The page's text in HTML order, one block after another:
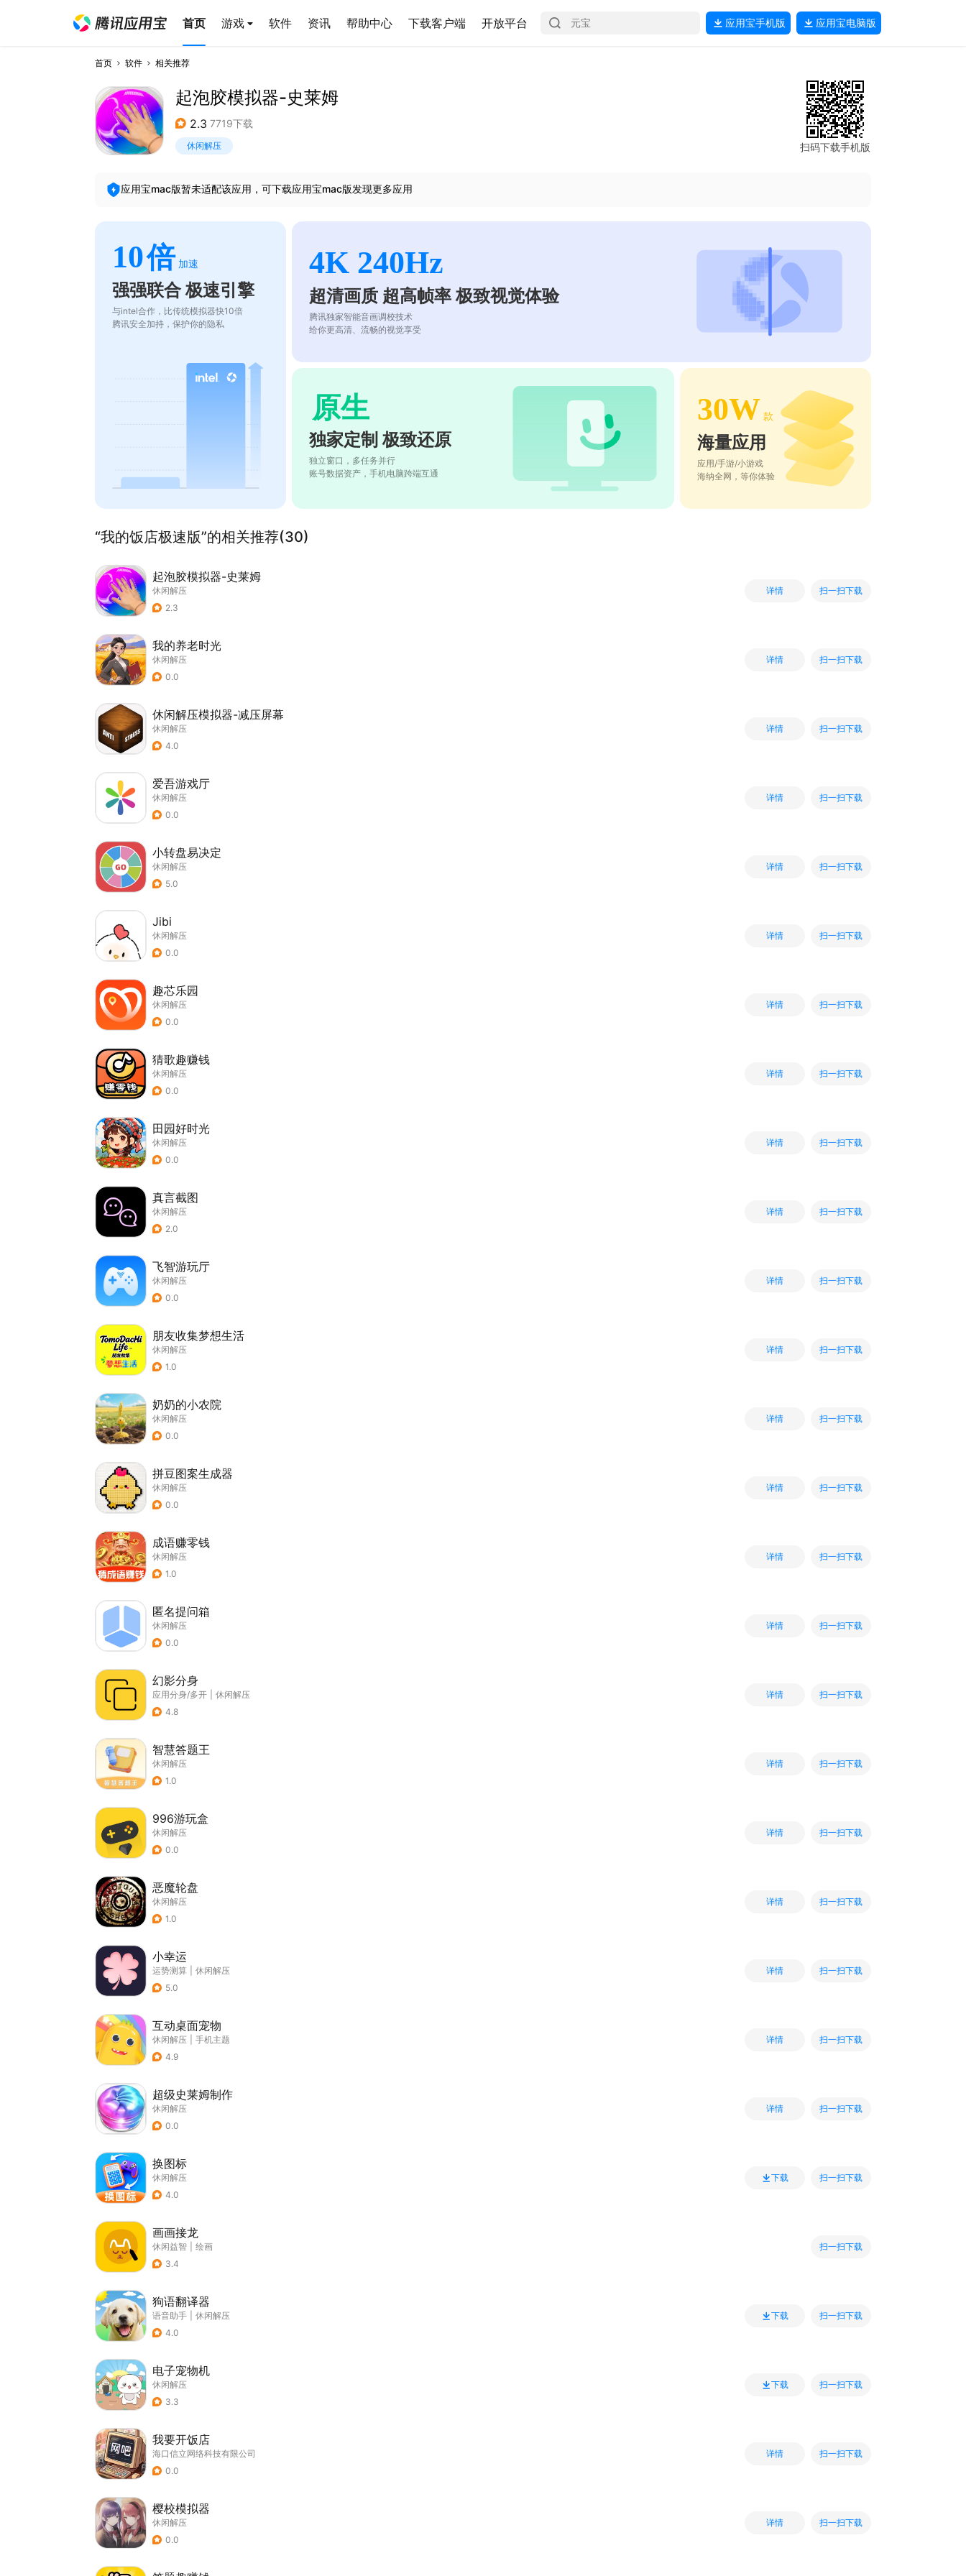
首页 游戏 软件 资讯 帮助中心 下载客户端 开放平台 应用宝手机版 应用宝电脑版
首页 软件 相关推荐
起泡胶模拟器-史莱姆
2.3 7719下载
休闲解压 扫码下载手机版
应用宝mac版暂未适配该应用，可下载应用宝mac版发现更多应用
10倍 加速
强强联合 极速引擎
与intel合作，比传统模拟器快10倍
腾讯安全加持，保护你的隐私
4K 240Hz
超清画质 超高帧率 极致视觉体验
腾讯独家智能音画调校技术
给你更高清、流畅的视觉享受
原生
独家定制 极致还原
独立窗口，多任务并行
账号数据资产，手机电脑跨端互通
30W 款
海量应用
应用/手游/小游戏
海纳全网，等你体验
“我的饭店极速版”的相关推荐(30)
起泡胶模拟器-史莱姆
休闲解压
2.3
详情 扫一扫下载
我的养老时光
休闲解压
0.0
详情 扫一扫下载
休闲解压模拟器-减压屏幕
休闲解压
4.0
详情 扫一扫下载
爱吾游戏厅
休闲解压
0.0
详情 扫一扫下载
小转盘易决定
休闲解压
5.0
详情 扫一扫下载
Jibi
休闲解压
0.0
详情 扫一扫下载
趣芯乐园
休闲解压
0.0
详情 扫一扫下载
猜歌趣赚钱
休闲解压
0.0
详情 扫一扫下载
田园好时光
休闲解压
0.0
详情 扫一扫下载
真言截图
休闲解压
2.0
详情 扫一扫下载
飞智游玩厅
休闲解压
0.0
详情 扫一扫下载
朋友收集梦想生活
休闲解压
1.0
详情 扫一扫下载
奶奶的小农院
休闲解压
0.0
详情 扫一扫下载
拼豆图案生成器
休闲解压
0.0
详情 扫一扫下载
成语赚零钱
休闲解压
1.0
详情 扫一扫下载
匿名提问箱
休闲解压
0.0
详情 扫一扫下载
幻影分身
应用分身/多开
休闲解压
4.8
详情 扫一扫下载
智慧答题王
休闲解压
1.0
详情 扫一扫下载
996游玩盒
休闲解压
0.0
详情 扫一扫下载
恶魔轮盘
休闲解压
1.0
详情 扫一扫下载
小幸运
运势测算
休闲解压
5.0
详情 扫一扫下载
互动桌面宠物
休闲解压
手机主题
4.9
详情 扫一扫下载
超级史莱姆制作
休闲解压
0.0
详情 扫一扫下载
换图标
休闲解压
4.0
下载 扫一扫下载
画画接龙
休闲益智
绘画
3.4
扫一扫下载
狗语翻译器
语音助手
休闲解压
4.0
下载 扫一扫下载
电子宠物机
休闲解压
3.3
下载 扫一扫下载
我要开饭店
海口信立网络科技有限公司
0.0
详情 扫一扫下载
樱校模拟器
休闲解压
0.0
详情 扫一扫下载